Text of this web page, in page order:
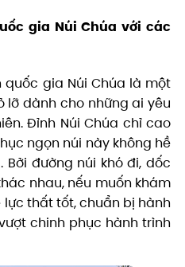
gia Núi Chúa với các
quốc gia Núi Chúa là một
lỡ dành cho những ai yêu
Đỉnh Núi Chúa chỉ cao
ngọn núi này không hề
đường núi khó đi, dốc
nhau, nếu muốn khám
thất tốt, chuẩn bị hành
chinh phục hành trình